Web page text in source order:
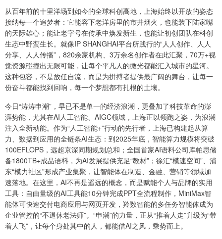
从百年前的十里洋场到如今的全球科创高地，上海始终以开放的姿态
接纳每一个追梦者：它能容下老洋房里的市井烟火，也能装下陆家嘴
的天际雄心；能让老字号在传承中焕发新生，也能让初创团队在科创
生态中野蛮生长。就像IP SHANGHAI平台所践行的“人人创作、人人
分享、人人传播”，820余家机构、3万余名创作者在此汇聚，70万+视
觉资源碰撞出无限可能，让每个平凡人的微光都能汇入城市的星河。
这种包容，不是放任自流，而是为拼搏者提供最广阔的舞台，让每一
份奋斗都能找到回响，每一个梦想都有扎根的土壤。
今日“涛涛申潮”，早已不是单一的经济浪潮，更叠加了科技革命的澎
湃势能，尤其在AI人工智能、AIGC领域，上海正以领跑之姿，为浪潮
注入全新动能。作为“人工智能+”行动的先行者，上海已构建起从算
力、数据到应用的全链条AI生态：到2025年底，智能算力规模将突破
100EFLOPS，远超京深同期规划总和；全国首家AI语料公司库帕思储
备1800TB+成品语料，为AI发展提供充足“教材”；徐汇“模速空间”、浦
东“模力社区”形成产业集聚，让智能体在制造、金融、营销等领域加
速落地。在这里，AI不再是遥远的概念，而是赋能个人与品牌的实用
工具：自由量级的AI工具能10分钟完成PPT全流程制作，MiniMax智
能体可快速交付电商应用与网页开发，羚数智能的多任务智能体成为
企业管控的“不退休老法师”。“申潮”的力量，正从“推着人走”升级为“带
着人飞”，让每个身处其中的人，都能借AI之风，乘势而上。